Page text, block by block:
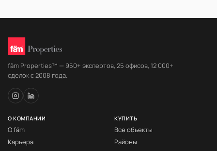
fäm Properties™ — 950+ экспертов, 25 офисов, 12 000+
сделок с 2008 года.
О КОМПАНИИ
О fäm
Карьера
КУПИТЬ
Все объекты
Районы